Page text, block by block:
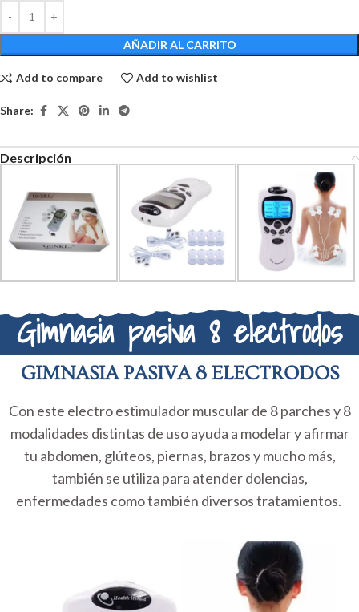
AÑADIR AL CARRITO
Add to compare Add to wishlist
Share:
Descripción
Gimnasia pasiva 8 electrodos
GIMNASIA PASIVA 8 ELECTRODOS
Con este electro estimulador muscular de 8 parches y 8
modalidades distintas de uso ayuda a modelar y afirmar
tu abdomen, glúteos, piernas, brazos y mucho más,
también se utiliza para atender dolencias,
enfermedades como también diversos tratamientos.